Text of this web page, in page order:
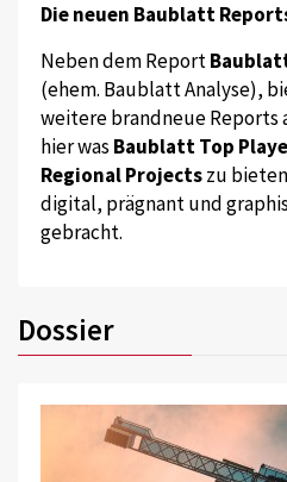
Die neuen Baublatt
Neben dem Report
(ehem. Baublatt Analyse),
weitere brandneue Reports
hier was Baublatt Top
Regional Projectszu
digital, prägnant und
gebracht.
Dossier